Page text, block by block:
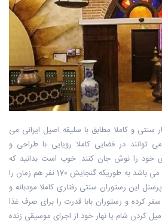
سنتی و کاملا مطابق با سلیقه اصیل ایرانی می
در فضایی کاملا رویایی با طراحی و
خود را نوش جان کنند. خوب است بدانید که
محیط این رستوران بسیار ‏بزرگ می باشد به طوریکه گنجایش 170 نفر هم زمان را
این رستوران سنتی رفتاری کاملا مودبانه و
‏کرده و رستوران بابا قدرت را برای صرف غذا
میل کردن ‏شام یا نهار خود از اجرای موسیقی زنده